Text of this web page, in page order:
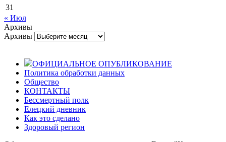
31
« Июл
Архивы
Архивы
ОФИЦИАЛЬНОЕ ОПУБЛИКОВАНИЕ
Политика обработки данных
Общество
КОНТАКТЫ
Бессмертный полк
Елецкий дневник
Как это сделано
Здоровый регион